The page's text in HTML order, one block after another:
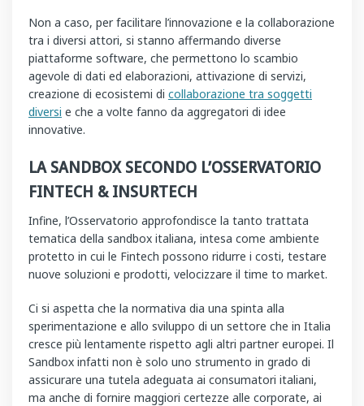
Non a caso, per facilitare l’innovazione e la collaborazione
tra i diversi attori, si stanno affermando diverse
piattaforme software, che permettono lo scambio
agevole di dati ed elaborazioni, attivazione di servizi,
creazione di ecosistemi di collaborazione tra soggetti
diversi e che a volte fanno da aggregatori di idee
innovative.
LA SANDBOX SECONDO L’OSSERVATORIO
FINTECH & INSURTECH
Infine, l’Osservatorio approfondisce la tanto trattata
tematica della sandbox italiana, intesa come ambiente
protetto in cui le Fintech possono ridurre i costi, testare
nuove soluzioni e prodotti, velocizzare il time to market.
Ci si aspetta che la normativa dia una spinta alla
sperimentazione e allo sviluppo di un settore che in Italia
cresce più lentamente rispetto agli altri partner europei. Il
Sandbox infatti non è solo uno strumento in grado di
assicurare una tutela adeguata ai consumatori italiani,
ma anche di fornire maggiori certezze alle corporate, ai